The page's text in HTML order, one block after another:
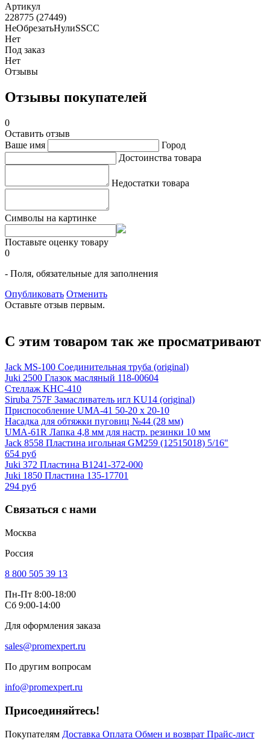
Артикул
228775 (27449)
НеОбрезатьНулиSSCC
Нет
Под заказ
Нет
Отзывы
Отзывы покупателей
0
Оставить отзыв
Ваше имя
Город
Достоинства товара
Недостатки товара
Символы на картинке
Поставьте оценку товару
0
- Поля, обязательные для заполнения
Опубликовать Отменить
Оставьте отзыв первым.
С этим товаром так же просматривают
Jack MS-100 Соединительная труба (original)
Juki 2500 Глазок масляный 118-00604
Стеллаж KHC-410
Siruba 757F Замасливатель игл KU14 (original)
Приспособление UMA-41 50-20 x 20-10
Насадка для обтяжки пуговиц №44 (28 мм)
UMA-61R Лапка 4,8 мм для настр. резинки 10 мм
Jack 8558 Пластина игольная GM259 (12515018) 5/16"
654 руб
Juki 372 Пластина B1241-372-000
Juki 1850 Пластина 135-17701
294 руб
Связаться с нами
Москва
Россия
8 800 505 39 13
Пн-Пт 8:00-18:00
Сб 9:00-14:00
Для оформления заказа
sales@promexpert.ru
По другим вопросам
info@promexpert.ru
Присоединяйтесь!
Покупателям Доставка Оплата Обмен и возврат Прайс-лист